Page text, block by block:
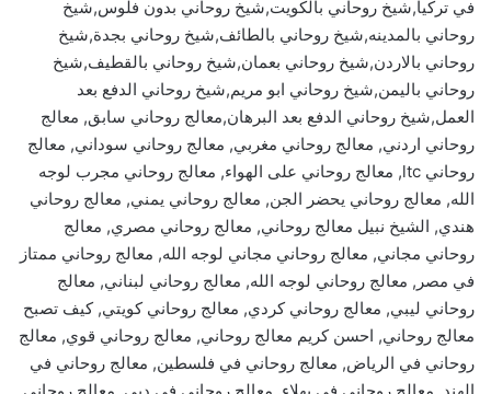
في تركيا,شيخ روحاني بالكويت,شيخ روحاني بدون فلوس,شيخ
روحاني بالمدينه,شيخ روحاني بالطائف,شيخ روحاني بجدة,شيخ
روحاني بالاردن,شيخ روحاني بعمان,شيخ روحاني بالقطيف,شيخ
روحاني باليمن,شيخ روحاني ابو مريم,شيخ روحاني الدفع بعد
العمل,شيخ روحاني الدفع بعد البرهان,معالج روحاني سابق, معالج
روحاني اردني, معالج روحاني مغربي, معالج روحاني سوداني, معالج
روحاني ltc, معالج روحاني على الهواء, معالج روحاني مجرب لوجه
الله, معالج روحاني يحضر الجن, معالج روحاني يمني, معالج روحاني
هندي, الشيخ نبيل معالج روحاني, معالج روحاني مصري, معالج
روحاني مجاني, معالج روحاني مجاني لوجه الله, معالج روحاني ممتاز
في مصر, معالج روحاني لوجه الله, معالج روحاني لبناني, معالج
روحاني ليبي, معالج روحاني كردي, معالج روحاني كويتي, كيف تصبح
معالج روحاني, احسن كريم معالج روحاني, معالج روحاني قوي, معالج
روحاني في الرياض, معالج روحاني في فلسطين, معالج روحاني في